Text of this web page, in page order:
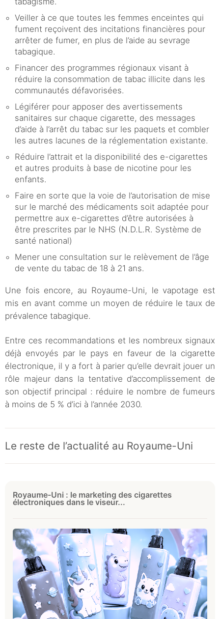
Veiller à ce que toutes les femmes enceintes qui
fument reçoivent des incitations financières pour
arrêter de fumer, en plus de l’aide au sevrage
tabagique.
Financer des programmes régionaux visant à
réduire la consommation de tabac illicite dans les
communautés défavorisées.
Légiférer pour apposer des avertissements
sanitaires sur chaque cigarette, des messages
d’aide à l’arrêt du tabac sur les paquets et combler
les autres lacunes de la réglementation existante.
Réduire l’attrait et la disponibilité des e-cigarettes
et autres produits à base de nicotine pour les
enfants.
Faire en sorte que la voie de l’autorisation de mise
sur le marché des médicaments soit adaptée pour
permettre aux e-cigarettes d’être autorisées à
être prescrites par le NHS (N.D.L.R. Système de
santé national)
Mener une consultation sur le relèvement de l’âge
de vente du tabac de 18 à 21 ans.
Une fois encore, au Royaume-Uni, le vapotage est
mis en avant comme un moyen de réduire le taux de
prévalence tabagique.
Entre ces recommandations et les nombreux signaux
déjà envoyés par le pays en faveur de la cigarette
électronique, il y a fort à parier qu’elle devrait jouer un
rôle majeur dans la tentative d’accomplissement de
son objectif principal : réduire le nombre de fumeurs
à moins de 5 % d’ici à l’année 2030.
Le reste de l’actualité au Royaume-Uni
Royaume-Uni : le marketing des cigarettes
électroniques dans le viseur...